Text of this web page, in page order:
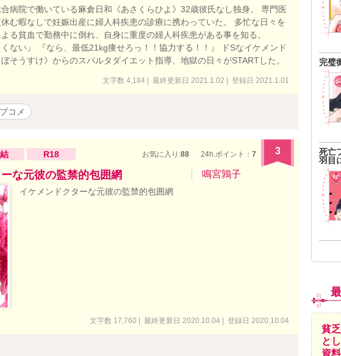
病院で働いている麻倉日和《あさくらひよ》32歳彼氏なし独身。 専門医
む暇なしで妊娠出産に婦人科疾患の診療に携わっていた。 多忙な日々を
る貧血で勤務中に倒れ、自身に重度の婦人科疾患がある事を知る。
ない』 『なら、最低21kg痩せろっ！！協力する！！』 ドSなイケメンド
そうすけ》からのスパルタダイエット指導、地獄の日々がSTARTした。
文字数 4,184 | 最終更新日 2021.1.02 | 登録日 2021.1.01
コメ
R18 お気に入り:88 24h.ポイント： 7 3
な元彼の監禁的包囲網 鳴宮鶉子
イケメンドクターな元彼の監禁的包囲網
文字数 17,760 | 最終更新日 2020.10.04 | 登録日 2020.10.04
完璧
死亡
羽目
貧
と
資